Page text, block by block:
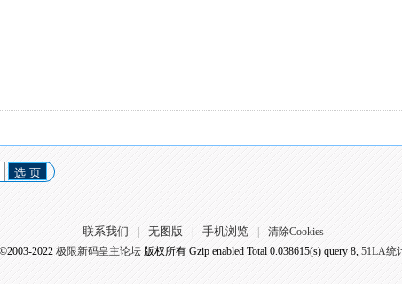
选 页
联系我们 无图版 手机浏览
清除Cookies
©2003-2022 极限新码皇主论坛版权所有 Gzip enabled Total 0.038615(s) query 8, 51LA统